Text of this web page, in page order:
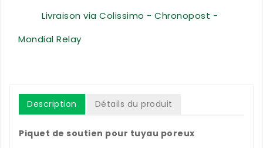
Livraison via Colissimo - Chronopost -
Mondial Relay
Description Détails du produit
Piquet de soutien pour tuyau poreux